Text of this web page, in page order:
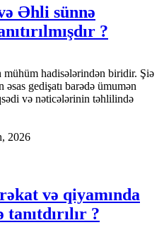
Əhli sünnə
?
hadisələrindən biridir. Şiə
gedişatı barədə ümumən
və nəticələrinin təhlilində
2026
və qiyamında
tanıtdırılır ?